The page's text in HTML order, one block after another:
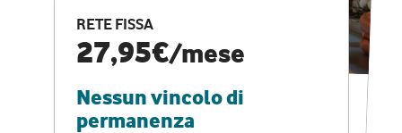
RETE FISSA
27,95€/mese
Nessun vincolo di
permanenza
Internet veloce e
vantaggi speciali
RETE FISSA + VODAFONE CLUB
29,95€